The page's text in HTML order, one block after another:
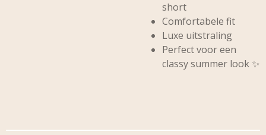
short
Comfortabele fit
Luxe uitstraling
Perfect voor een
classy summer look ✨